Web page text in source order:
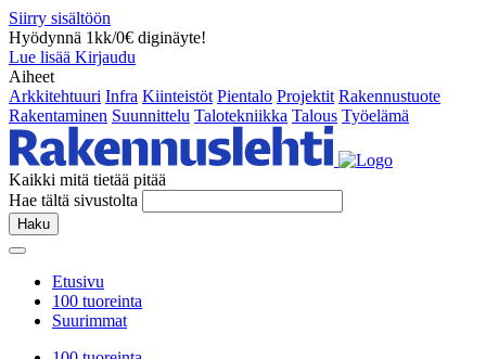
Siirry sisältöön
Hyödynnä 1kk/0€ diginäyte!
Lue lisää Kirjaudu
Aiheet
Arkkitehtuuri Infra Kiinteistöt Pientalo Projektit Rakennustuote
Rakentaminen Suunnittelu Talotekniikka Talous Työelämä
Kaikki mitä tietää pitää
Hae tältä sivustolta
Haku
Etusivu
100 tuoreinta
Suurimmat